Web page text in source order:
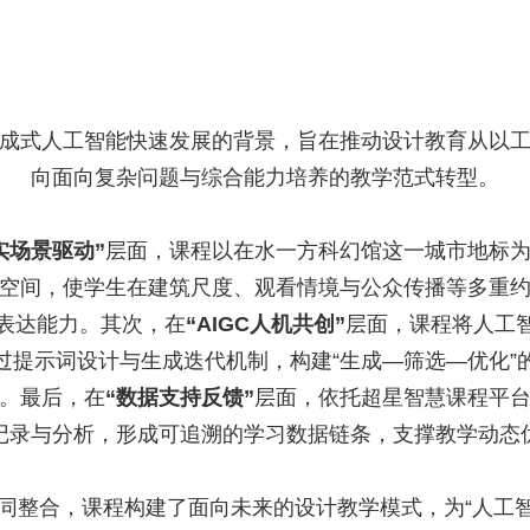
式人工智能快速发展的背景，旨在推动设计教育从以
向面向复杂问题与综合能力培养的教学范式转型。
场景驱动”层面，课程以在水一方科幻馆这一城市地标
间，使学生在建筑尺度、观看情境与公众传播等多重
达能力。其次，在“AIGC人机共创”层面，课程将人工
提示词设计与生成迭代机制，构建“生成—筛选—优化”
最后，在“数据支持反馈”层面，依托超星智慧课程平
录与分析，形成可追溯的学习数据链条，支撑教学动态
整合，课程构建了面向未来的设计教学模式，为“人工